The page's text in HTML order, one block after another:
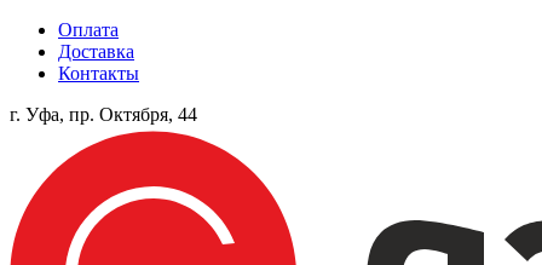
Оплата
Доставка
Контакты
г. Уфа, пр. Октября, 44